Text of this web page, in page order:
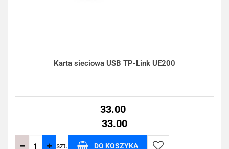
Karta sieciowa USB TP-Link UE200
33.00
33.00
szt. DO KOSZYKA